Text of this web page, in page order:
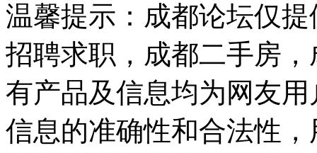
温馨提示：成都论坛仅
招聘求职，成都二手房
有产品及信息均为网友
信息的准确性和合法性